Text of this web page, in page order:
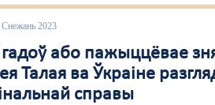
Снежань 2023
або пажыццёвае
Талая ва Ўкраіне
справы